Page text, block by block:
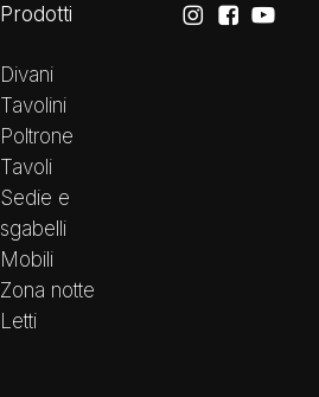
Prodotti
Divani
Tavolini
Poltrone
Tavoli
Sedie e
sgabelli
Mobili
Zona notte
Letti